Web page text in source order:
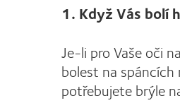
1. Když Vás bolí
Je-li pro Vaše oči
bolest na
potřebujete brýle